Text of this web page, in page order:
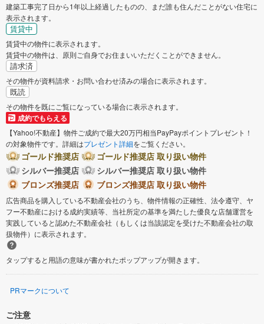
建築工事完了日から1年以上経過したものの、まだ誰も住んだことがない住宅に
表示されます。
賃貸中
賃貸中の物件に表示されます。
賃貸中の物件は、原則ご自身でお住まいいただくことができません。
請求済
その物件が資料請求・お問い合わせ済みの場合に表示されます。
既読
その物件を既にご覧になっている場合に表示されます。
成約でもらえる
【Yahoo!不動産】物件ご成約で最大20万円相当PayPayポイントプレゼント！
の対象物件です。詳細はプレゼント詳細をご覧ください。
ゴールド推奨店
ゴールド推奨店 取り扱い物件
シルバー推奨店
シルバー推奨店 取り扱い物件
ブロンズ推奨店
ブロンズ推奨店 取り扱い物件
広告商品を購入している不動産会社のうち、物件情報の正確性、法令遵守、ヤ
フー不動産における成約実績等、当社所定の基準を満たした優良な店舗運営を
実践していると認めた不動産会社（もしくは当該認定を受けた不動産会社の取
扱物件）に表示されます。
タップすると用語の意味が書かれたポップアップが開きます。
PRマークについて
ご注意